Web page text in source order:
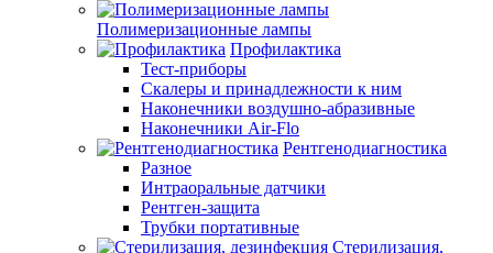
Полимеризационные лампы
Профилактика
Тест-приборы
Скалеры и принадлежности к ним
Наконечники воздушно-абразивные
Наконечники Air-Flo
Рентгенодиагностика
Разное
Интраоральные датчики
Рентген-защита
Трубки портативные
Стерилизация,